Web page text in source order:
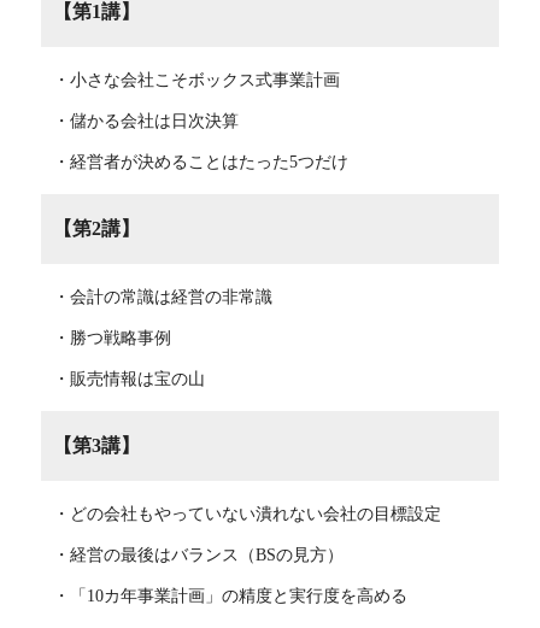
【第1講】
・小さな会社こそボックス式事業計画
・儲かる会社は日次決算
・経営者が決めることはたった5つだけ
【第2講】
・会計の常識は経営の非常識
・勝つ戦略事例
・販売情報は宝の山
【第3講】
・どの会社もやっていない潰れない会社の目標設定
・経営の最後はバランス（BSの見方）
・「10カ年事業計画」の精度と実行度を高める